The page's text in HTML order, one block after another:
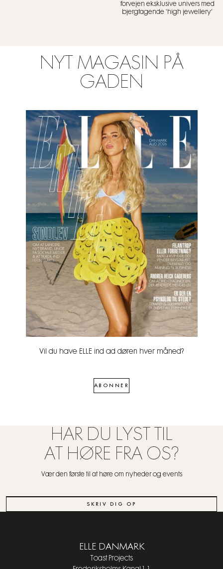
forvejen eksklusive univers med
bjergtagende ‘high jewellery’
NYT MAGASIN PÅ
GADEN
Vil du have ELLE ind ad døren hver måned?
ABONNER
HAR DU LYST TIL
AT HØRE FRA OS?
Vær den første til at høre om nyheder og events
SKRIV DIG OP
ELLE DANMARK
Toast Projects